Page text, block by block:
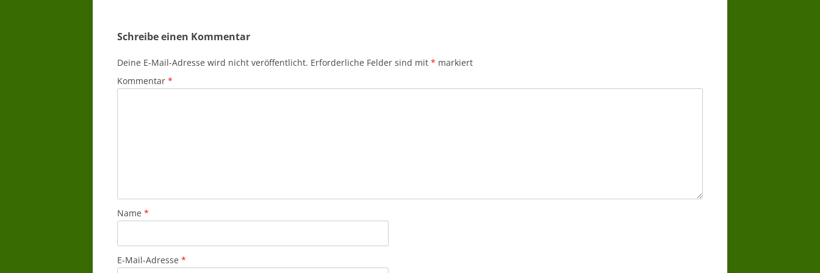
Schreibe einen Kommentar
Deine E-Mail-Adresse wird nicht veröffentlicht. Erforderliche Felder sind mit * markiert
Kommentar *
Name *
E-Mail-Adresse *